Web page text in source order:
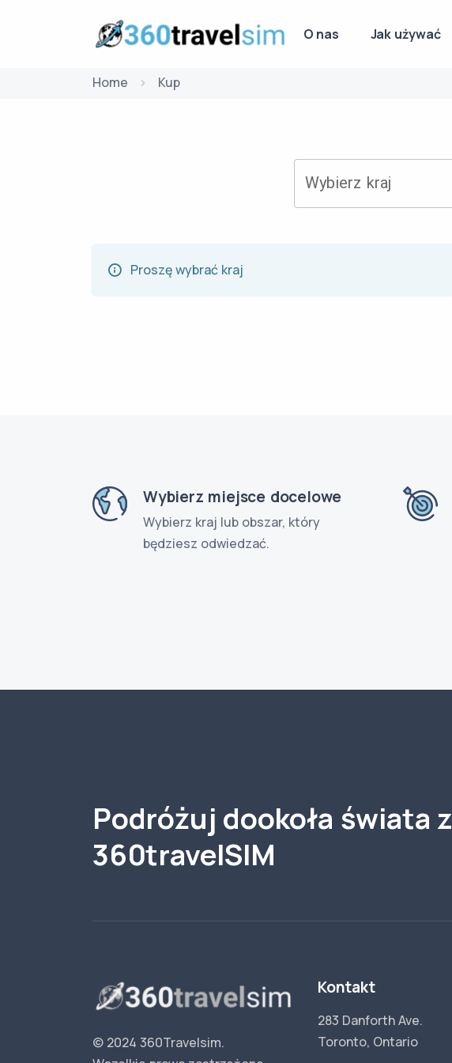
O nas Jak używać
Home Kup
Wybierz kraj
Proszę wybrać kraj
Wybierz miejsce docelowe
Wybierz kraj lub obszar, który
będziesz odwiedzać.
Podróżuj dookoła świata z
360travelSIM
© 2024 360Travelsim.
Kontakt
283 Danforth Ave.
Toronto, Ontario